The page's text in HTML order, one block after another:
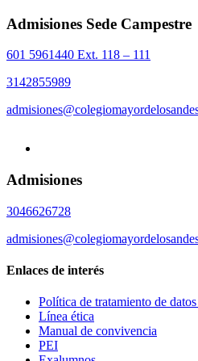
Admisiones Sede Campestre
601 5961440 Ext. 118 – 111
3142855989
Admisiones
3046626728
Enlaces de interés
Política de tratamiento de
Línea ética
Manual de convivencia
PEI